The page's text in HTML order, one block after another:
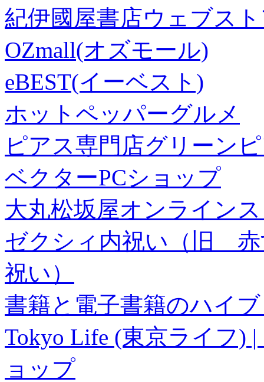
紀伊國屋書店ウェブス
OZmall(オズモール)
eBEST(イーベスト)
ホットペッパーグルメ
ピアス専門店グリーン
ベクターPCショップ
大丸松坂屋オンライン
ゼクシィ内祝い（旧 赤
祝い）
書籍と電子書籍のハイ
Tokyo Life (東京ライフ)
ョップ